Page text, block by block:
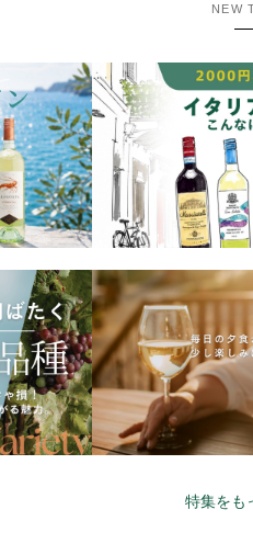
NEW
特集をも